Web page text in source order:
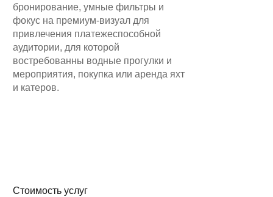
бронирование, умные фильтры и
фокус на премиум-визуал для
привлечения платежеспособной
аудитории, для которой
востребованны водные прогулки и
мероприятия, покупка или аренда яхт
и катеров.
Стоимость услуг